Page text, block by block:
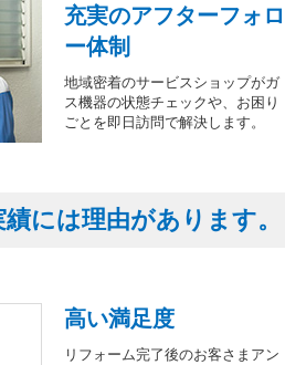
充実のアフターフォロ
ー体制
地域密着のサービスショップがガ
ス機器の状態チェックや、お困り
ごとを即日訪問で解決します。
には理由があります。
高い満足度
リフォーム完了後のお客さまアン